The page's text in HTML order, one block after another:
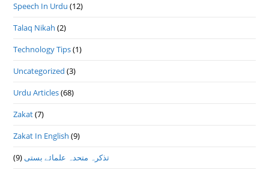
Speech In Urdu (12)
Talaq Nikah (2)
Technology Tips(1)
Uncategorized (3)
Urdu Articles(68)
Zakat(7)
Zakat In English (9)
تذكرہ متحدہ علمائے بستى(9)